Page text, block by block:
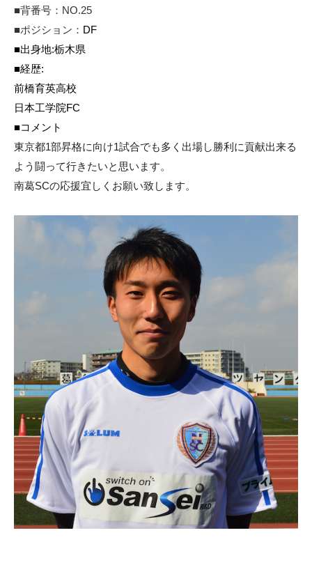
■背番号：NO.25
■ポジション： DF
■出身地:栃木県
■経歴:
前橋育英高校
日本工学院FC
■コメント
東京都1部昇格に向け1試合でも多く出場し勝利に貢献出来る
よう闘って行きたいと思います。
南葛SCの応援宜しくお願い致します。